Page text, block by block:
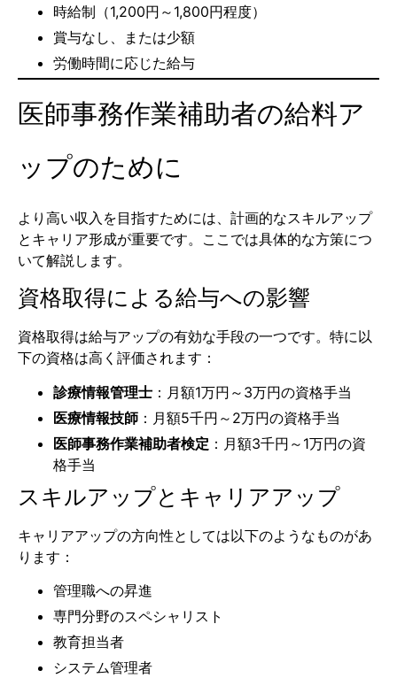
時給制（1,200円～1,800円程度）
賞与なし、または少額
労働時間に応じた給与
医師事務作業補助者の給料ア
ップのために
より高い収入を目指すためには、計画的なスキルアップ
とキャリア形成が重要です。ここでは具体的な方策につ
いて解説します。
資格取得による給与への影響
資格取得は給与アップの有効な手段の一つです。特に以
下の資格は高く評価されます：
診療情報管理士 ：月額1万円～3万円の資格手当
医療情報技師 ：月額5千円～2万円の資格手当
医師事務作業補助者検定 ：月額3千円～1万円の資
格手当
スキルアップとキャリアアップ
キャリアアップの方向性としては以下のようなものがあ
ります：
管理職への昇進
専門分野のスペシャリスト
教育担当者
システム管理者